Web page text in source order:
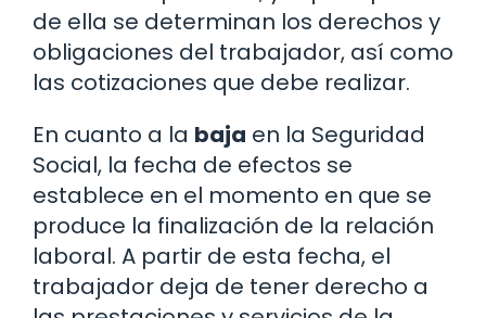
de ella se determinan los derechos y
obligaciones del trabajador, así como
las cotizaciones que debe realizar.
En cuanto a la baja en la Seguridad
Social, la fecha de efectos se
establece en el momento en que se
produce la finalización de la relación
laboral. A partir de esta fecha, el
trabajador deja de tener derecho a